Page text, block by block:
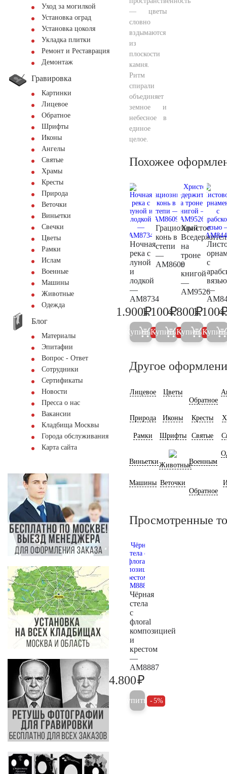
Уход за могилкой
Установка оград
Установка цоколя
Укладка плитки
Ремонт и Реставрация
Демонтаж
Гравировка
Картинки
Лицевое
Обратное
Шрифты
Иконы
Ангелы
Святые
Храмы
Кресты
Природа
Веточки
Виньетки
Свечки
Цветы
Рамки
Ислам
Военные
Машины
Животные
Одежда
Блог
Материалы
Эпитафии
Вопрос - Ответ
Сотрудники
Сертификаты
Новости
Пресса о нас
Вакансии
Кладбища Москвы
Города обслуживания
Карта сайта
— цветы
словно
вздымаются
из
плоскости
камня.
Ритм
спирали
объединяет
земное и
небесное в
единое
целое.
Похожее
Ночная
река с
луной
и
лодкой
—
AM8734
2.000
1.900₽
Купить 5%
Грациозный
конь в
степи
—
AM8609
1.200
1.100₽
Купить 5%
Христос
на
троне
с
книгой
—
AM9526
5.000
4.800₽
Купить 5%
с
вязью
—
1.100
Купить
Другое
Лицевое
Цветы
Обратное
Природа Иконы Кресты
Рамки Шрифты Святые
ВиньеткиЖивотныеВоенным
Машины Веточки
Обратное
Просмотренные
Чёрная
стела
с
флoral
композицией
и
крестом
—
AM8887
4.800₽
Купить 5%